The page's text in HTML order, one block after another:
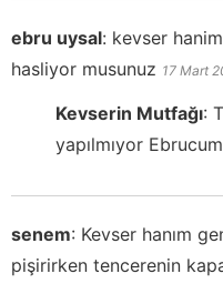
ebru uysal: kevser
hasliyor musunuz 17 Mart
Kevserin Mutfağı:
yapılmıyor
senem: Kevser hanım
pişirirken tencerenin